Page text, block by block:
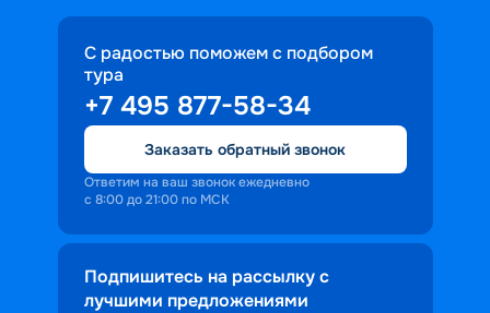
С радостью поможем с подбором
тура
+7 495 877-58-34
Заказать обратный звонок
Ответим на ваш звонок ежедневно
с 8:00 до 21:00 по МСК
Подпишитесь на рассылку с
лучшими предложениями